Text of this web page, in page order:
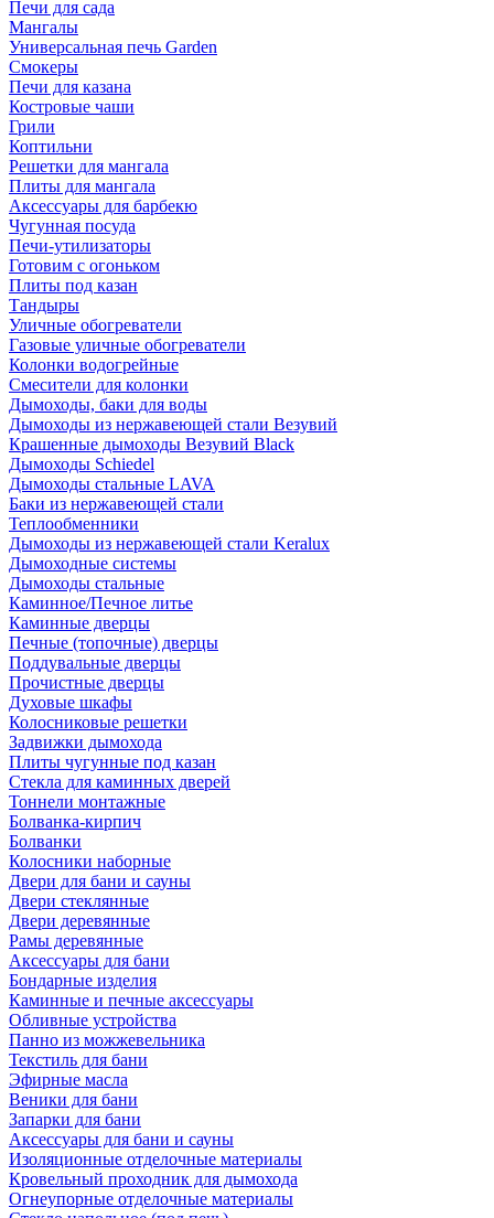
Печи для сада
Мангалы
Универсальная печь Garden
Смокеры
Печи для казана
Костровые чаши
Грили
Коптильни
Решетки для мангала
Плиты для мангала
Аксессуары для барбекю
Чугунная посуда
Печи-утилизаторы
Готовим с огоньком
Плиты под казан
Тандыры
Уличные обогреватели
Газовые уличные обогреватели
Колонки водогрейные
Смесители для колонки
Дымоходы, баки для воды
Дымоходы из нержавеющей стали Везувий
Крашенные дымоходы Везувий Black
Дымоходы Schiedel
Дымоходы стальные LAVA
Баки из нержавеющей стали
Теплообменники
Дымоходы из нержавеющей стали Keralux
Дымоходные системы
Дымоходы стальные
Каминное/Печное литье
Каминные дверцы
Печные (топочные) дверцы
Поддувальные дверцы
Прочистные дверцы
Духовые шкафы
Колосниковые решетки
Задвижки дымохода
Плиты чугунные под казан
Стекла для каминных дверей
Тоннели монтажные
Болванка-кирпич
Болванки
Колосники наборные
Двери для бани и сауны
Двери стеклянные
Двери деревянные
Рамы деревянные
Аксессуары для бани
Бондарные изделия
Каминные и печные аксессуары
Обливные устройства
Панно из можжевельника
Текстиль для бани
Эфирные масла
Веники для бани
Запарки для бани
Аксессуары для бани и сауны
Изоляционные отделочные материалы
Кровельный проходник для дымохода
Огнеупорные отделочные материалы